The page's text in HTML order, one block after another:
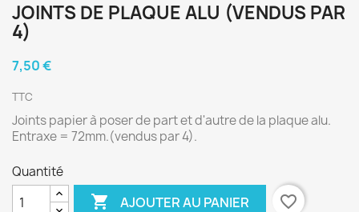
JOINTS DE PLAQUE ALU (VENDUS PAR
4)
7,50 €
TTC
Joints papier à poser de part et d'autre de la plaque alu.
Entraxe = 72mm.(vendus par 4).
Quantité
 AJOUTER AU PANIER favorite_border